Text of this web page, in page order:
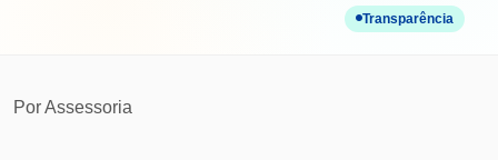
Transparência
PorAssessoria